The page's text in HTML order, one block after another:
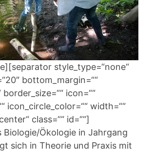
style_type=“none“
bottom_margin=““
border_size=““ icon=““
icon_circle_color=““ width=““
class=““ id=““]
Biologie/Ökologie in Jahrgang
sich in Theorie und Praxis mit